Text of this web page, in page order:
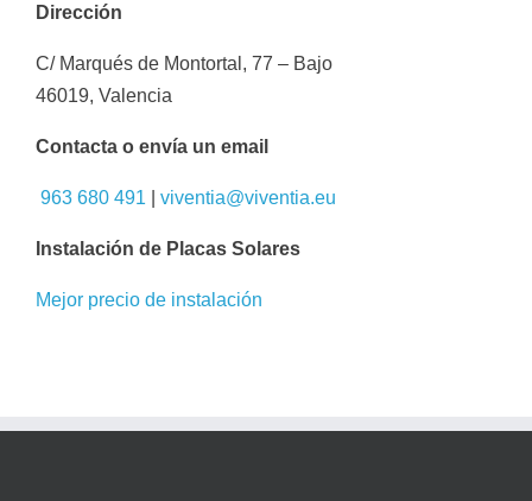
Dirección
C/ Marqués de Montortal, 77 – Bajo
46019, Valencia
Contacta o envía un email
963 680 491 viventia@viventia.eu
Instalación de Placas Solares
Mejor precio de instalación